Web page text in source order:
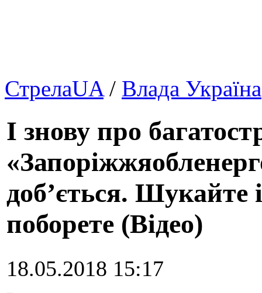
СтрелаUA/ Влада Україна
І знову про
доб’ється. Шукайте
поборете (Відео)
18.05.2018 15:17